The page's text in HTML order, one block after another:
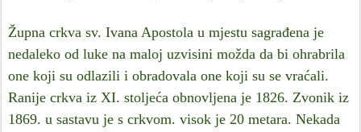
Župna crkva sv. Ivana Apostola u mjestu sagrađena je
nedaleko od luke na maloj uzvisini možda da bi ohrabrila
one koji su odlazili i obradovala one koji su se vraćali.
Ranije crkva iz XI. stoljeća obnovljena je 1826. Zvonik iz
1869. u sastavu je s crkvom. visok je 20 metara. Nekada